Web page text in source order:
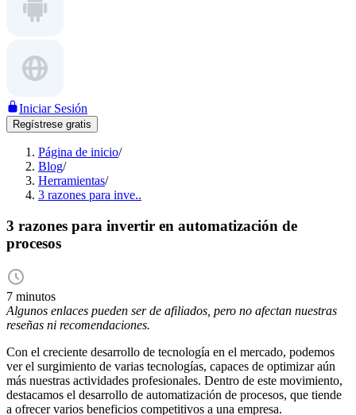
Iniciar Sesión
Regístrese gratis
Página de inicio/
Blog/
Herramientas/
3 razones para inve..
3 razones para invertir en automatización de
procesos
7 minutos
Algunos enlaces pueden ser de afiliados, pero no afectan nuestras
reseñas ni recomendaciones.
Con el creciente desarrollo de tecnología en el mercado, podemos
ver el surgimiento de varias tecnologías, capaces de optimizar aún
más nuestras actividades profesionales. Dentro de este movimiento,
destacamos el desarrollo de automatización de procesos, que tiende
a ofrecer varios beneficios competitivos a una empresa.